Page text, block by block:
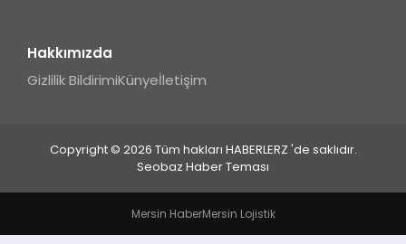
Hakkımızda
Gizlilik BildirimiKünyeİletişim
Copyright © 2026 Tüm hakları HABERLERZ 'de saklıdır.
Seobaz Haber Teması
Mersin HaberMersin Lojistik